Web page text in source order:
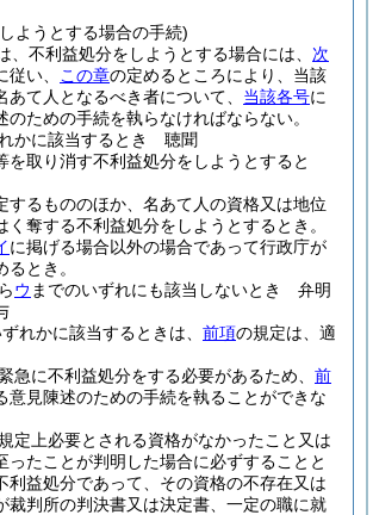
ようとする場合の手続)
、不利益処分をしようとする場合には、 次
従い、 この章の定めるところにより、当該
あて人となるべき者について、 当該各号に
のための手続を執らなければならない。
かに該当するとき 聴聞
を取り消す不利益処分をしようとすると
するもののほか、名あて人の資格又は地位
く奪する不利益処分をしようとするとき。
に掲げる場合以外の場合であって行政庁が
るとき。
ウ までのいずれにも該当しないとき 弁明
れかに該当するときは、 前項の規定は、適
急に不利益処分をする必要があるため、 前
意見陳述のための手続を執ることができな
定上必要とされる資格がなかったこと又は
ったことが判明した場合に必ずすることと
利益処分であって、その資格の不存在又は
裁判所の判決書又は決定書、一定の職に就